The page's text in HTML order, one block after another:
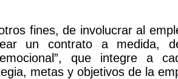
fines, de involucrar al
un contrato a medida,
que integre a
metas y objetivos de la